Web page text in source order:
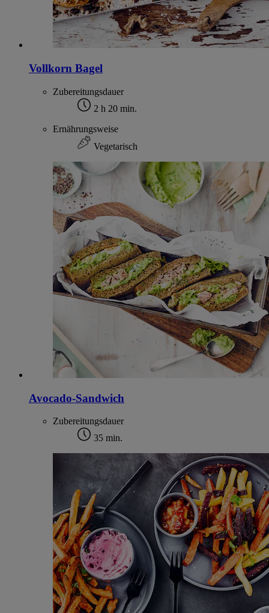
Vollkorn Bagel
Zubereitungsdauer
2 h 20 min.
Ernährungsweise
Vegetarisch
Avocado-Sandwich
Zubereitungsdauer
35 min.